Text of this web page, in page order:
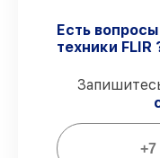
ремонтные
защищены
3 лет.
Мы
Есть
техники FLIR